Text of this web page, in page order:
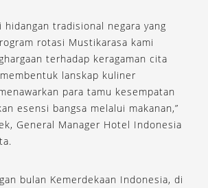
hidangan tradisional negara yang
rotasi Mustikarasa kami
terhadap keragaman cita
lanskap kuliner
para tamu kesempatan
esensi bangsa melalui makanan,”
General Manager Hotel Indonesia
bulan Kemerdekaan Indonesia, di